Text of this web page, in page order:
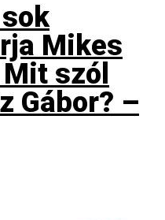
Mikes
szól
Gábor? –